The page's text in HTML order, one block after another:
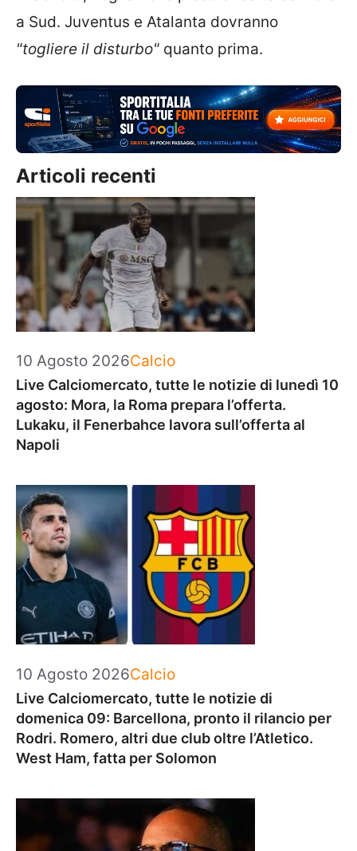
a Sud. Juventus e Atalanta dovranno
"togliere il disturbo" quanto prima.
Articoli recenti
10 Agosto 2026Categorie
Calcio
Live Calciomercato, tutte le notizie di lunedì 10
agosto: Mora, la Roma prepara l’offerta.
Lukaku, il Fenerbahce lavora sull’offerta al
Napoli
10 Agosto 2026Categorie
Calcio
Live Calciomercato, tutte le notizie di
domenica 09: Barcellona, pronto il rilancio per
Rodri. Romero, altri due club oltre l’Atletico.
West Ham, fatta per Solomon